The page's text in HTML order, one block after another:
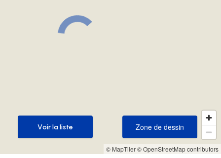
© MapTiler© OpenStreetMap contributors
Zone de dessin
Zone de dessin
Voir la liste
Voir la liste